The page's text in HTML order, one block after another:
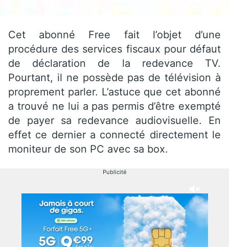
Cet abonné Free fait l’objet d’une
procédure des services fiscaux pour défaut
de déclaration de la redevance TV.
Pourtant, il ne possède pas de télévision à
proprement parler. L’astuce que cet abonné
a trouvé ne lui a pas permis d’être exempté
de payer sa redevance audiovisuelle. En
effet ce dernier a connecté directement le
moniteur de son PC avec sa box.
Publicité